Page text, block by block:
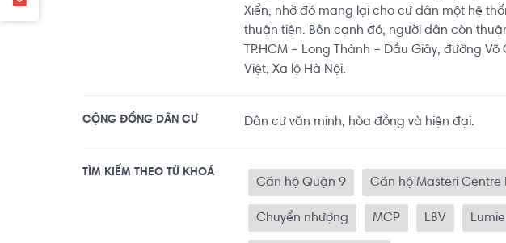
Xiển, nhờ đó mang lại cho cư dân một hệ
thuận tiện. Bên cạnh đó, người dân còn
TP.HCM – Long Thành – Dầu Giây, đường
Việt, Xa lộ Hà Nội.
CỘNG ĐỒNG DÂN CƯ Dân cư văn minh, hòa đồng và hiện đại.
TÌM KIẾM THEO TỪ KHOÁ
Căn hộ Quận 9 Căn hộ Masteri Centre
Chuyển nhượng MCP LBV